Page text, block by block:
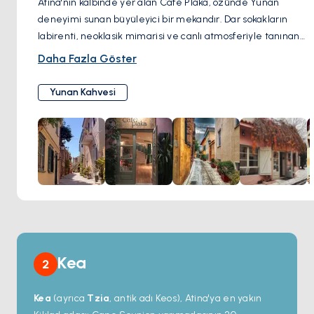
deneyimi sunan büyüleyici bir mekandır. Dar sokakların
labirenti, neoklasik mimarisi ve canlı atmosferiyle tanınan
pitoresk Plaka semtinde yer alan bu kafe, hem yerel halkın
kahvesinin aromasıyla Akdeniz mutfağının kokularının
harmanlandığı samimi ambiyansı ile öne çıkıyor. Açık
oturma alanı, insanları izlemek ve Akropolis'in güzel
manzaralarını seyretmek için ideal bir yer sağladığından,
özellikle popülerdir. Café Plaka'nın menüsünde çeşitli
geleneksel Yunan yemekleri ve içecekleri yer alıyor, burası
Yunanistan'ın ünlü olduğu sıcak misafirperverliğinin tadını
çıkarırken otantik lezzetlerin tadına bakmak için
Daha Fazla Göster
Yunan Kahvesi
2 Kea
Kea (ayrıca Tzia, antik adı Keos), Atina'ya en yakın